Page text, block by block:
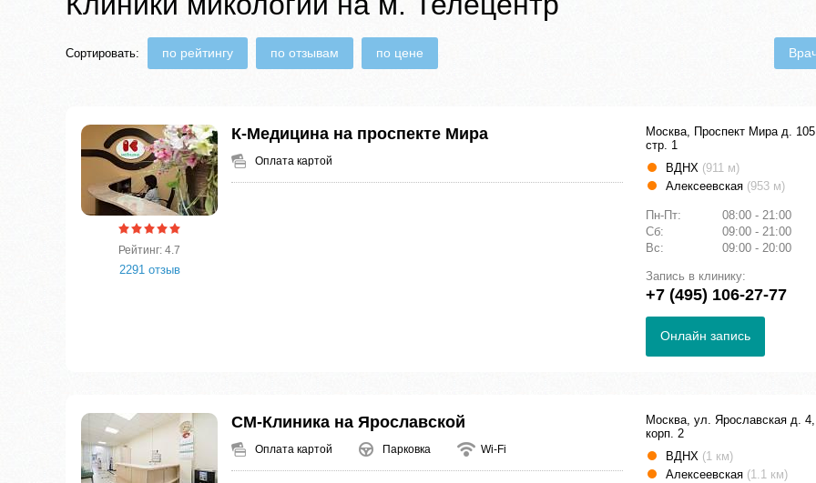
Сортировать: по рейтингу по отзывам по цене
Рейтинг: 4.7
2291 отзыв
К-Медицина на проспекте Мира
Оплата картой
Москва, Проспект Мира д.
стр. 1
ВДНХ (911 м)
Алексеевская (953 м)
Пн-Пт:
08:00 - 21:00
Сб:
09:00 - 21:00
Вс:
09:00 - 20:00
Запись в клинику:
+7 (495) 106-27-77
Онлайн запись
СМ-Клиника на Ярославской
Оплата картой Парковка Wi-Fi
Москва, ул. Ярославская д. 4,
корп. 2
ВДНХ (1 км)
Алексеевская (1.1 км)